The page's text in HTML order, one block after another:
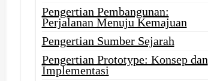
Pengertian Pembangunan:
Perjalanan Menuju Kemajuan
Pengertian Sumber Sejarah
Pengertian Prototype: Konsep dan
Implementasi